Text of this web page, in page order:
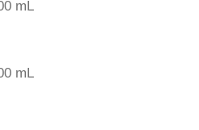
mL
mL